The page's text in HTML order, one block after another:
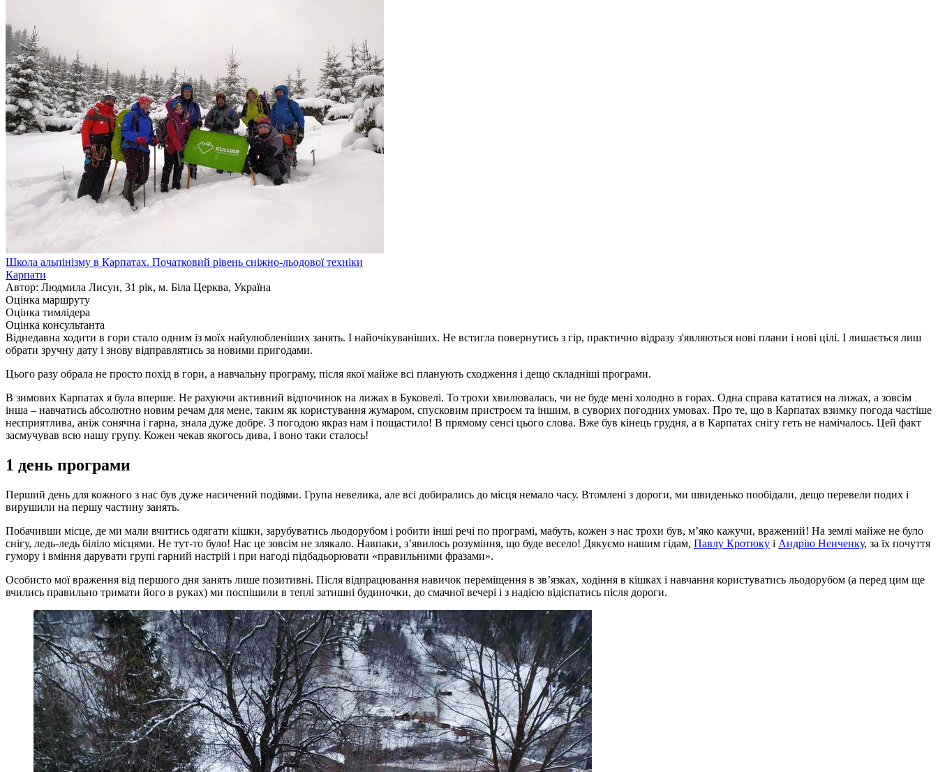
Школа альпінізму в Карпатах. Початковий рівень сніжно-льодової техніки
Карпати
Автор: Людмила Лисун, 31 рік, м. Біла Церква, Україна
Оцінка маршруту
Оцінка тимлідера
Оцінка консультанта
Віднедавна ходити в гори стало одним із моїх найулюбленіших занять. І найочікуваніших. Не встигла повернутись з гір, практично відразу з'являються нові плани і нові цілі. І лишається лиш
обрати зручну дату і знову відправлятись за новими пригодами.
Цього разу обрала не просто похід в гори, а навчальну програму, після якої майже всі планують сходження і дещо складніші програми.
В зимових Карпатах я була вперше. Не рахуючи активний відпочинок на лижах в Буковелі. То трохи хвилювалась, чи не буде мені холодно в горах. Одна справа кататися на лижах, а зовсім
інша – навчатись абсолютно новим речам для мене, таким як користування жумаром, спусковим пристроєм та іншим, в суворих погодних умовах. Про те, що в Карпатах взимку погода частіше
несприятлива, аніж сонячна і гарна, знала дуже добре. З погодою якраз нам і пощастило! В прямому сенсі цього слова. Вже був кінець грудня, а в Карпатах снігу геть не намічалось. Цей факт
засмучував всю нашу групу. Кожен чекав якогось дива, і воно таки сталось!
1 день програми
Перший день для кожного з нас був дуже насичений подіями. Група невелика, але всі добирались до місця немало часу. Втомлені з дороги, ми швиденько пообідали, дещо перевели подих і
вирушили на першу частину занять.
Побачивши місце, де ми мали вчитись одягати кішки, зарубуватись льодорубом і робити інші речі по програмі, мабуть, кожен з нас трохи був, м’яко кажучи, вражений! На землі майже не було
снігу, ледь-ледь біліло місцями. Не тут-то було! Нас це зовсім не злякало. Навпаки, з’явилось розуміння, що буде весело! Дякуємо нашим гідам, Павлу Кротюку і Андрію Ненченку, за їх почуття
гумору і вміння дарувати групі гарний настрій і при нагоді підбадьорювати «правильними фразами».
Особисто мої враження від першого дня занять лише позитивні. Після відпрацювання навичок переміщення в зв’язках, ходіння в кішках і навчання користуватись льодорубом (а перед цим ще
вчились правильно тримати його в руках) ми поспішили в теплі затишні будиночки, до смачної вечері і з надією відіспатись після дороги.